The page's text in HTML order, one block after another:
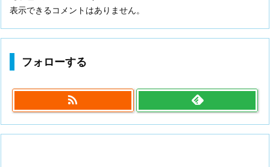
表示できるコメントはありません。
フォローする
